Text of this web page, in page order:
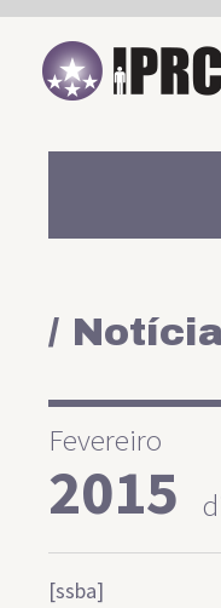
/
Fevereiro
2015
[ssba]